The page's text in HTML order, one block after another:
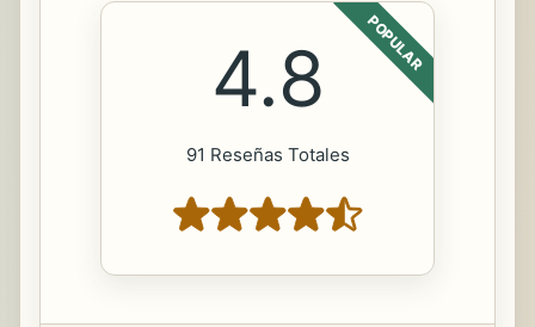
POPULAR
4.8
91 Reseñas Totales